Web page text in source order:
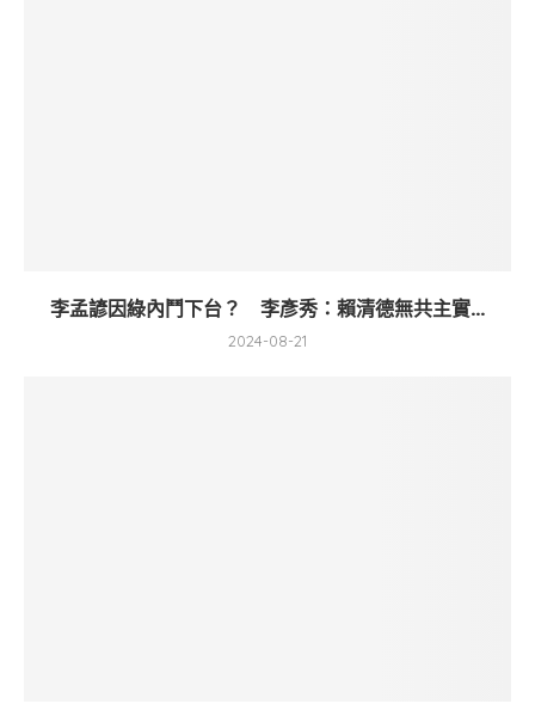
李孟諺因綠內鬥下台？ 李彥秀：賴清德無共主實...
2024-08-21